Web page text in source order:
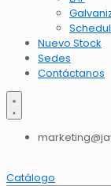
Nuevo Stock
Sedes
Contáctanos
Catálogo